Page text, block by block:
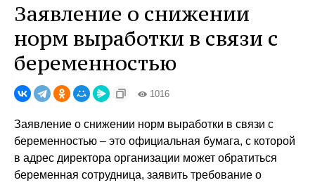
Заявление о снижении
норм выработки в связи с
беременностью
1016
Заявление о снижении норм выработки в связи с
беременностью – это официальная бумага, с которой
в адрес директора организации может обратиться
беременная сотрудница, заявить требование о